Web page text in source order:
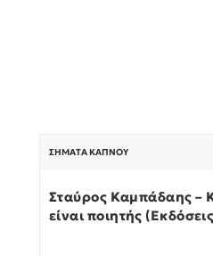
ΣΉΜΑΤΑ ΚΑΠΝΟΎ
Σταύρος Καμπάδαης –
είναι ποιητής